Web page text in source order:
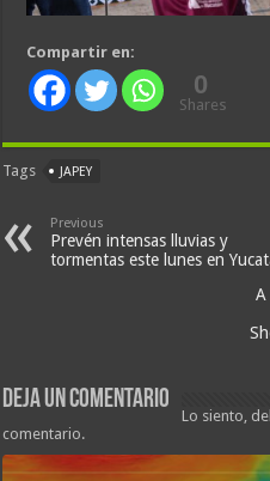
Compartir en:
0
Shares
Tags JAPEY
Previous
Prevén intensas lluvias y
tormentas este lunes en
A
Deja un comentario
Lo siento,
comentario.